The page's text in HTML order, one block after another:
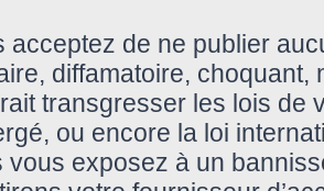
acceptez de ne publier
diffamatoire, choquant,
transgresser les lois de
ou encore la loi
vous exposez à un